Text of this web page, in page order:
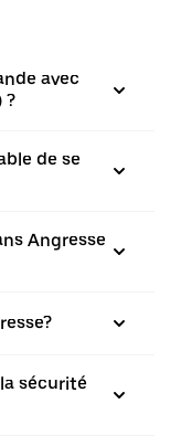
avec
?
de se
Angresse
sécurité